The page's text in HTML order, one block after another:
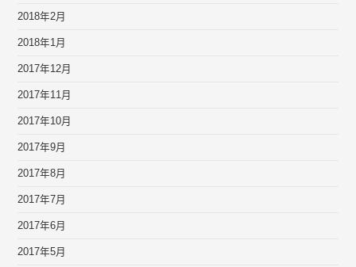
2018年2月
2018年1月
2017年12月
2017年11月
2017年10月
2017年9月
2017年8月
2017年7月
2017年6月
2017年5月